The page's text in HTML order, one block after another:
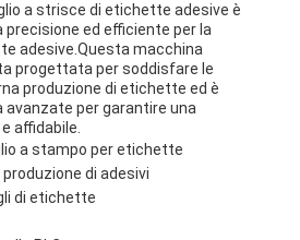
a strisce di etichette adesive è
precisione ed efficiente per la
adesive.Questa macchina
progettata per soddisfare le
produzione di etichette ed è
per garantire una
affidabile.
a stampo per etichette
di adesivi
di etichette